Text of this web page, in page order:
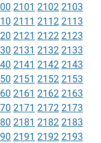
2101 2102 2103
2111 2112 2113
2121 2122 2123
2131 2132 2133
2141 2142 2143
2151 2152 2153
2161 2162 2163
2171 2172 2173
2181 2182 2183
2191 2192 2193